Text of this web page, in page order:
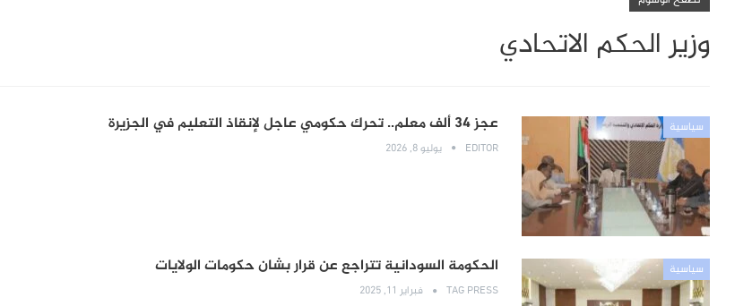
وزير الحكم الاتحادي
سياسية عجز 34 ألف معلم.. تحرك حكومي عاجل لإنقاذ التعليم في الجزيرة
EDITOR يوليو 8, 2026
سياسية الحكومة السودانية تتراجع عن قرار بشان حكومات الولايات
TAG PRESS فبراير 11, 2025